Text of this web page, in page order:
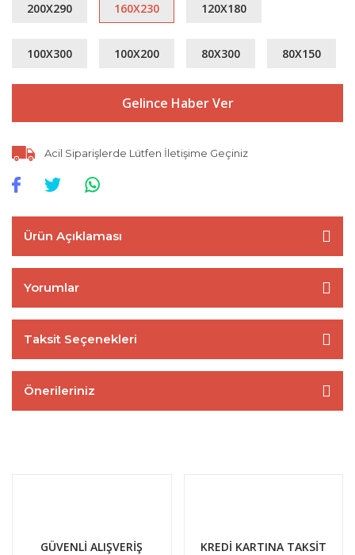
200X290 160X230 120X180
100X300 100X200 80X300 80X150
Gelince Haber Ver
Acil Siparişlerde Lütfen İletişime Geçiniz
Ürün Açıklaması
Yorumlar
Taksit Seçenekleri
Önerileriniz
GÜVENLİ ALIŞVERİŞ KREDİ KARTINA TAKSİT